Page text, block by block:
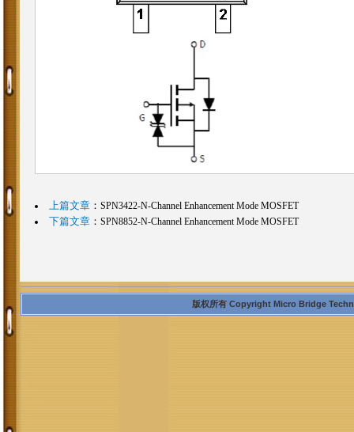
上篇文章： SPN3422-N-Channel Enhancement Mode MOSFET
下篇文章： SPN8852-N-Channel Enhancement Mode MOSFET
版权所有 Copyright Micro Bridge